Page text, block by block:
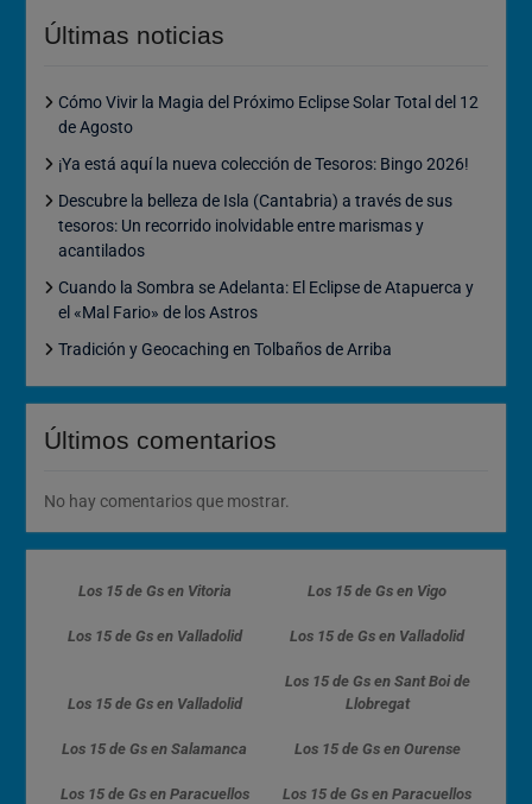
Últimas noticias
Cómo Vivir la Magia del Próximo Eclipse Solar Total del 12
de Agosto
¡Ya está aquí la nueva colección de Tesoros: Bingo 2026!
Descubre la belleza de Isla (Cantabria) a través de sus
tesoros: Un recorrido inolvidable entre marismas y
acantilados
Cuando la Sombra se Adelanta: El Eclipse de Atapuerca y
el «Mal Fario» de los Astros
Tradición y Geocaching en Tolbaños de Arriba
Últimos comentarios
No hay comentarios que mostrar.
Los 15 de Gs en Vitoria Los 15 de Gs en Vigo
Los 15 de Gs en Valladolid Los 15 de Gs en Valladolid
Los 15 de Gs en Valladolid
Los 15 de Gs en Sant Boi de
Llobregat
Los 15 de Gs en Salamanca Los 15 de Gs en Ourense
Los 15 de Gs en Paracuellos Los 15 de Gs en Paracuellos